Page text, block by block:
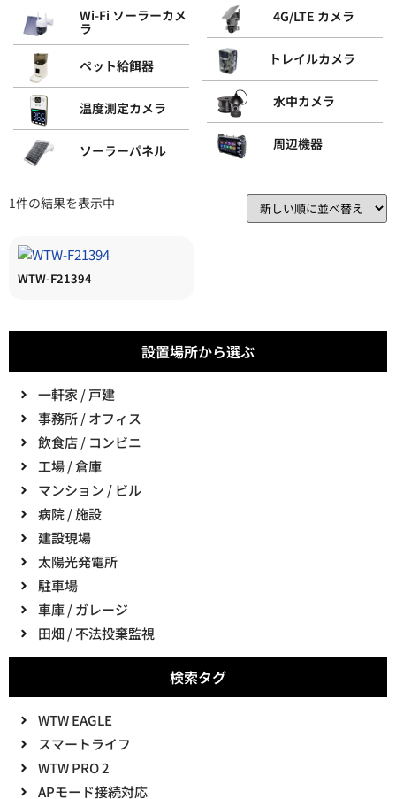
設置場所から選ぶ
一軒家 / 戸建
事務所 / オフィス
飲食店 / コンビニ
工場 / 倉庫
マンション / ビル
病院 / 施設
建設現場
太陽光発電所
駐車場
車庫 / ガレージ
田畑 / 不法投棄監視
検索タグ
WTW EAGLE
スマートライフ
WTW PRO 2
APモード接続対応
Wi-Fi ソーラーカメ
ラ
ペット給餌器
温度測定カメラ
ソーラーパネル
4G/LTE カメラ
トレイルカメラ
水中カメラ
周辺機器
1件の結果を表示中
WTW-F21394